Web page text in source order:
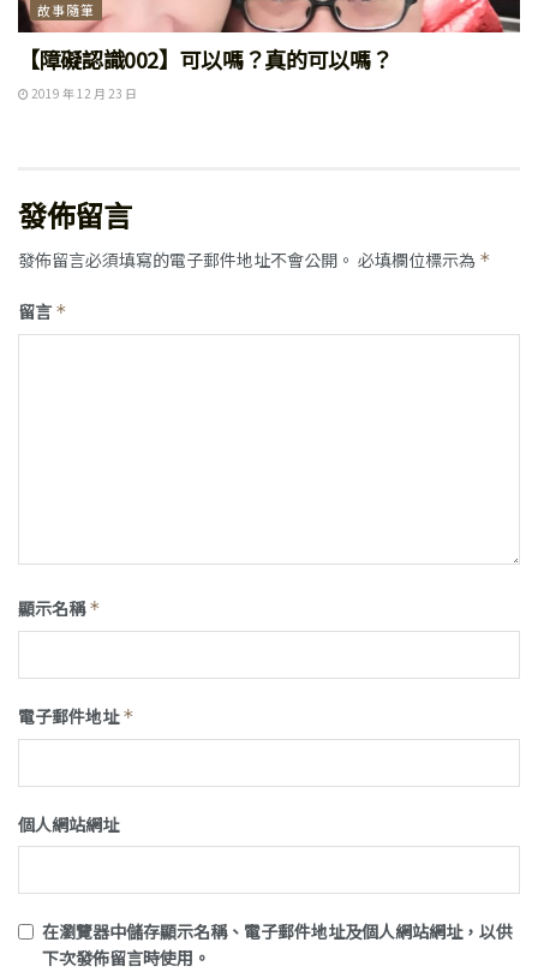
故事隨筆
【障礙認識002】可以嗎？真的可以嗎？
2019 年 12 月 23 日
發佈留言
發佈留言必須填寫的電子郵件地址不會公開。 必填欄位標示為 *
留言 *
顯示名稱*
電子郵件地址*
個人網站網址
在瀏覽器中儲存顯示名稱、電子郵件地址及個人網站網址，以供
下次發佈留言時使用。